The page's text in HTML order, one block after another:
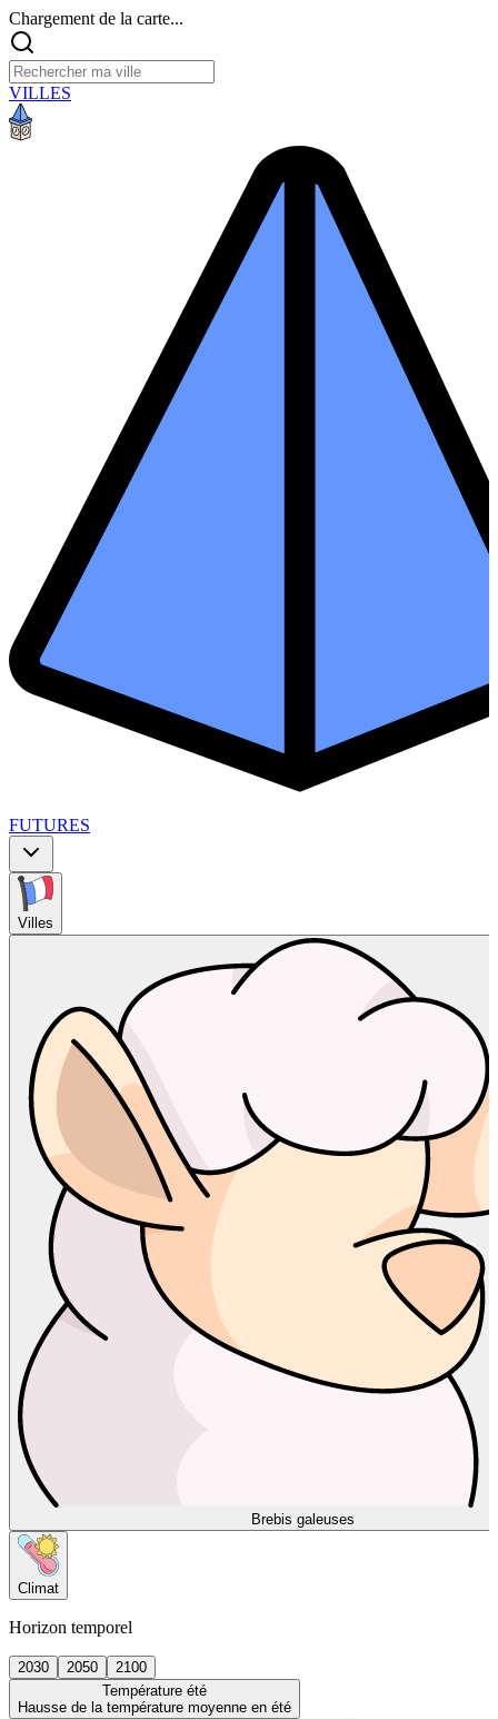
Chargement de la carte...
VILLES
FUTURES
Villes
Brebis galeuses
Climat
Horizon temporel
2030 2050
2100
Température été
Hausse de la température moyenne en été